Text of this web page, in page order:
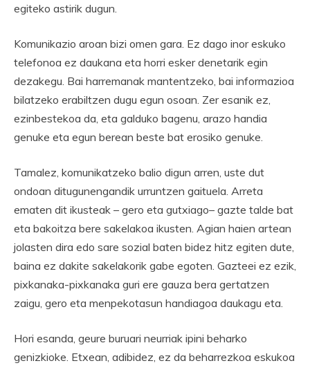
egiteko astirik dugun.
Komunikazio aroan bizi omen gara. Ez dago inor eskuko
telefonoa ez daukana eta horri esker denetarik egin
dezakegu. Bai harremanak mantentzeko, bai informazioa
bilatzeko erabiltzen dugu egun osoan. Zer esanik ez,
ezinbestekoa da, eta galduko bagenu, arazo handia
genuke eta egun berean beste bat erosiko genuke.
Tamalez, komunikatzeko balio digun arren, uste dut
ondoan ditugunengandik urruntzen gaituela. Arreta
ematen dit ikusteak – gero eta gutxiago– gazte talde bat
eta bakoitza bere sakelakoa ikusten. Agian haien artean
jolasten dira edo sare sozial baten bidez hitz egiten dute,
baina ez dakite sakelakorik gabe egoten. Gazteei ez ezik,
pixkanaka-pixkanaka guri ere gauza bera gertatzen
zaigu, gero eta menpekotasun handiagoa daukagu eta.
Hori esanda, geure buruari neurriak ipini beharko
genizkioke. Etxean, adibidez, ez da beharrezkoa eskukoa